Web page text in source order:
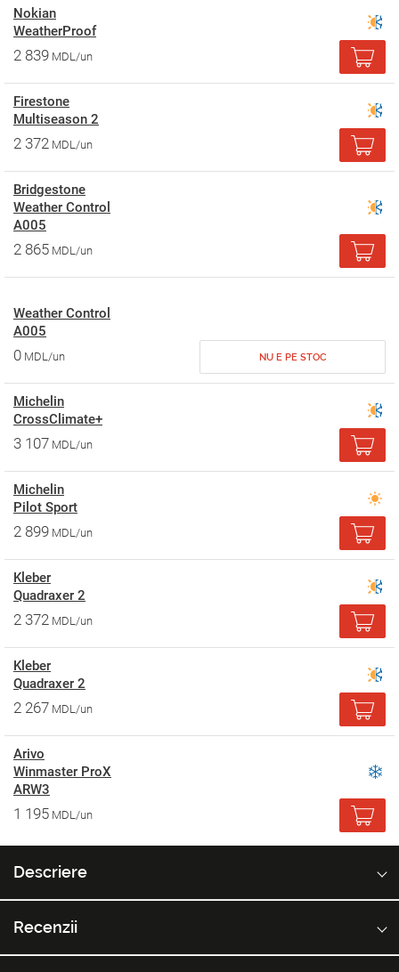
Nokian
WeatherProof
2 839 MDL/un
Firestone
Multiseason 2
2 372 MDL/un
Bridgestone
Weather Control
A005
2 865 MDL/un
Weather Control
A005
0 MDL/un NU E PE STOC
Michelin
CrossClimate+
3 107 MDL/un
Michelin
Pilot Sport
2 899 MDL/un
Kleber
Quadraxer 2
2 372 MDL/un
Kleber
Quadraxer 2
2 267 MDL/un
Arivo
Winmaster ProX
ARW3
1 195 MDL/un
Descriere
Recenzii